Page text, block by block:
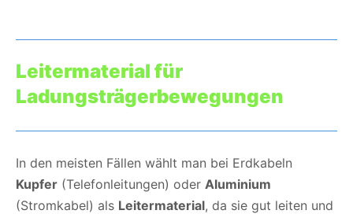
Leitermaterial für
Ladungsträgerbewegungen
In den meisten Fällen wählt man bei Erdkabeln
Kupfer (Telefonleitungen) oder Aluminium
(Stromkabel) als Leitermaterial, da sie gut leiten und